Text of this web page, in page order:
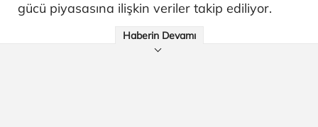
gücü piyasasına ilişkin veriler takip ediliyor.
Haberin Devamı